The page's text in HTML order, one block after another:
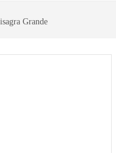
Grande